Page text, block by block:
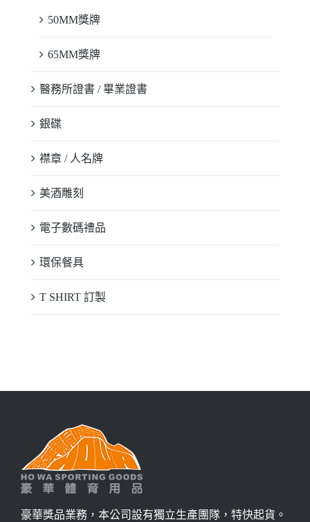
50MM獎牌
65MM獎牌
醫務所證書 / 畢業證書
銀碟
襟章 / 人名牌
美酒雕刻
電子數碼禮品
環保餐具
T SHIRT 訂製
豪華獎品業務，本公司設有獨立生產團隊，特快起貨。